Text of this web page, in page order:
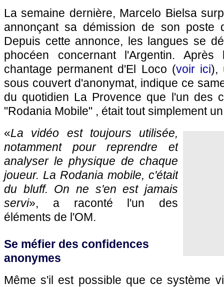
La semaine dernière, Marcelo Bielsa
annonçant sa démission de son poste
Depuis cette annonce, les langues se
phocéen concernant l'Argentin.
chantage permanent d'El Loco (voir ici),
sous couvert d'anonymat, indique ce
du quotidien La Provence que l'un des
"Rodania Mobile" , était tout simplement
«La vidéo est toujours utilisée,
notamment pour reprendre et
analyser le physique de chaque
joueur. La Rodania mobile, c'était
du bluff. On ne s'en est jamais
servi», a raconté l'un des
éléments de l'OM.
Se méfier des confidences
anonymes
Même s'il est possible que ce système